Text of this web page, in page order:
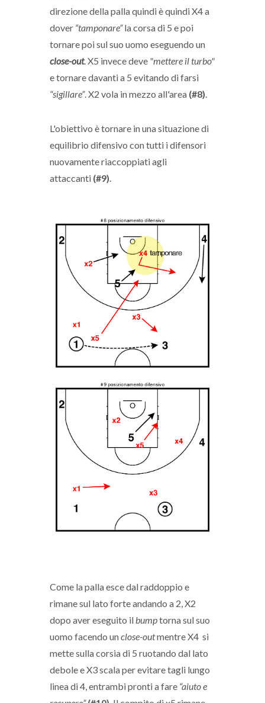
direzione della palla quindi è quindi X4 a
dover “tamponare”la corsa di 5 e poi
tornare poi sul suo uomo eseguendo un
close-out. X5 invece deve "mettere il turbo"
e tornare davanti a 5 evitando di farsi
“sigillare”. X2 vola in mezzo all'area (#8).
L'obiettivo è tornare in una situazione di
equilibrio difensivo con tutti i difensori
nuovamente riaccoppiati agli
attaccanti (#9).
Come la palla esce dal raddoppio e
rimane sul lato forte andando a 2, X2
dopo aver eseguito ilbumptorna sul suo
uomo facendo unclose-outmentre X4 si
mette sulla corsia di 5 ruotando dal lato
debole e X3 scala per evitare tagli lungo
linea di 4, entrambi pronti a fare “aiuto e